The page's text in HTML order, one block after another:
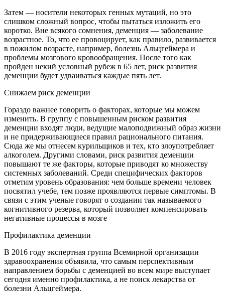
Затем — носители некоторых генных мутаций, но это
слишком сложный вопрос, чтобы пытаться изложить его
коротко. Вне всякого сомнения, деменция — заболевание
возрастное. То, что ее провоцирует, как правило, развивается
в пожилом возрасте, например, болезнь Альцгеймера и
проблемы мозгового кровообращения. После того как
пройден некий условный рубеж в 65 лет, риск развития
деменции будет удваиваться каждые пять лет.
Снижаем риск деменции
Гораздо важнее говорить о факторах, которые мы можем
изменить. В группу с повышенным риском развития
деменции входят люди, ведущие малоподвижный образ жизни
и не придерживающиеся правил рационального питания.
Сюда же мы отнесем курильщиков и тех, кто злоупотребляет
алкоголем. Другими словами, риск развития деменции
повышают те же факторы, которые приводят ко множеству
системных заболеваний. Среди специфических факторов
отметим уровень образования: чем больше времени человек
посвятил учебе, тем позже проявляются первые симптомы. В
связи с этим ученые говорят о создании так называемого
когнитивного резерва, который позволяет компенсировать
негативные процессы в мозге
Профилактика деменции
В 2016 году экспертная группа Всемирной организации
здравоохранения объявила, что самым перспективным
направлением борьбы с деменцией во всем мире выступает
сегодня именно профилактика, а не поиск лекарства от
болезни Альцгеймера.